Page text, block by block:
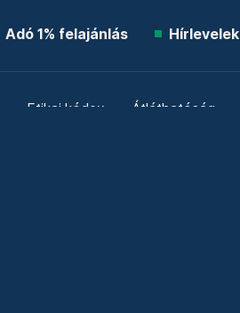
Adó 1% felajánlás Hírlevelek
Etikai kódex Átláthatóság